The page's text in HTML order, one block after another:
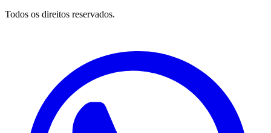
Todos os direitos reservados.